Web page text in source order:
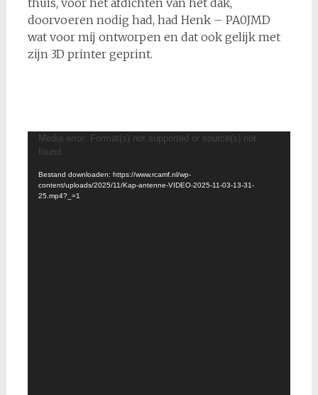
thuis, voor het afdichten van het dak,
doorvoeren nodig had, had Henk – PA0JMD
wat voor mij ontworpen en dat ook gelijk met
zijn 3D printer geprint.
Videospeler
Media error: Format(s) not supported or source(s) not
found
Bestand downloaden: https://www.rcamf.nl/wp-
content/uploads/2025/11/Kap-antenne-VIDEO-2025-11-03-13-31-
25.mp4?_=1